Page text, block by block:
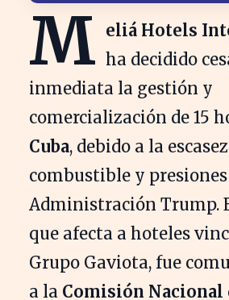
M eliá Hotels
ha decidido
inmediata la gestión y
comercialización de 15
Cuba, debido a la
combustible y
Administración Trump.
que afecta a hoteles
Grupo Gaviota, fue
a la Comisión Nacional